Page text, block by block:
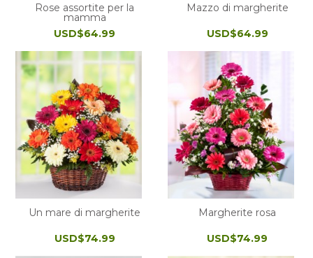
Rose assortite per la
mamma
USD$64.99
Mazzo di margherite
USD$64.99
Un mare di margherite
USD$74.99
Margherite rosa
USD$74.99